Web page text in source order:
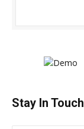
Stay In Touch